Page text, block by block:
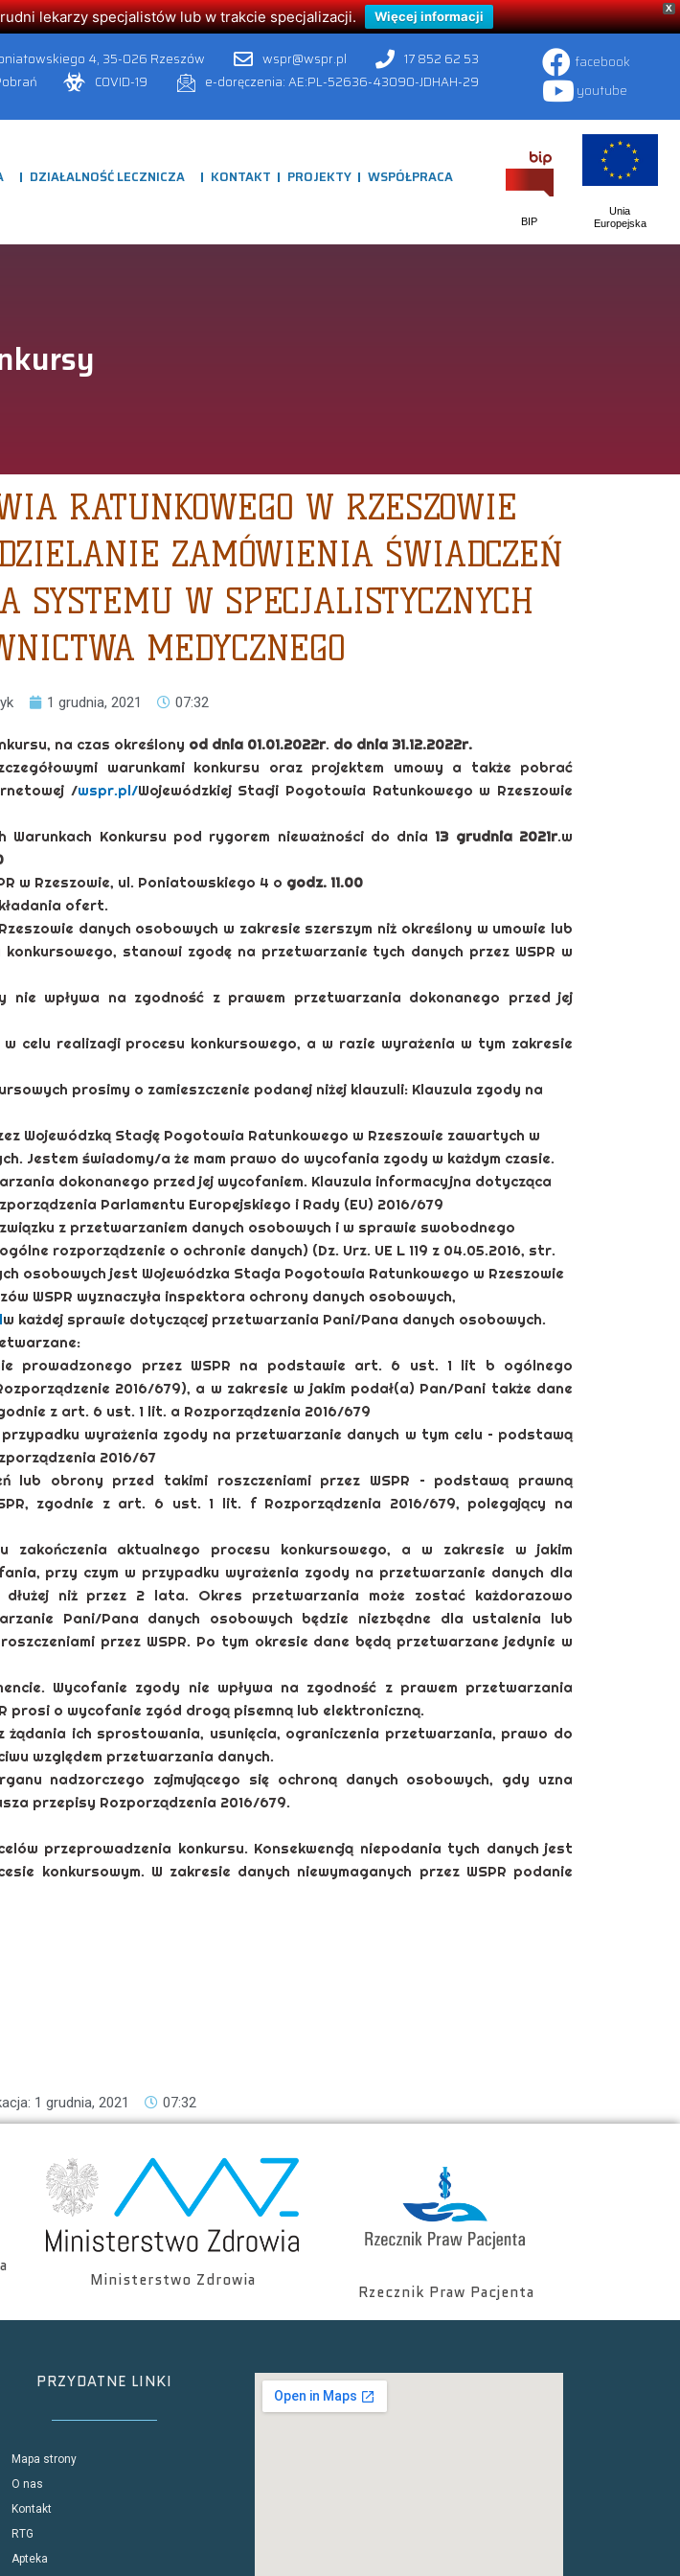
X
lekarzy specjalistów lub w trakcie specjalizacji. Więcej informacji
4, 35-026 Rzeszów wspr@wspr.pl
17 852 62 53
COVID-19 e-doręczenia: AE:PL-52636-43090-JDHAH-29
facebook
youtube
DZIAŁALNOŚĆ LECZNICZA KONTAKT PROJEKTY WSPÓŁPRACA
BIP
Unia
Europejska
RATUNKOWEGO W RZESZOWIE
ZAMÓWIENIA ŚWIADCZEŃ
SYSTEMU W SPECJALISTYCZNYCH
MEDYCZNEGO
1 grudnia, 2021 07:32
na czas określony od dnia 01.01.2022r. do dnia 31.12.2022r.
warunkami konkursu oraz projektem umowy a także pobrać
/wspr.pl/Wojewódzkiej Stacji Pogotowia Ratunkowego w Rzeszowie
Konkursu pod rygorem nieważności do dnia 13 grudnia 2021r.w
w Rzeszowie, ul. Poniatowskiego 4 o godz. 11.00
ofert.
danych osobowych w zakresie szerszym niż określony w umowie lub
stanowi zgodę na przetwarzanie tych danych przez WSPR w
nie wpływa na zgodność z prawem przetwarzania dokonanego przed jej
celu realizacji procesu konkursowego, a w razie wyrażenia w tym zakresie
prosimy o zamieszczenie podanej niżej klauzuli: Klauzula zgody na
Wojewódzką Stację Pogotowia Ratunkowego w Rzeszowie zawartych w
Jestem świadomy/a że mam prawo do wycofania zgody w każdym czasie.
dokonanego przed jej wycofaniem. Klauzula informacyjna dotycząca
Parlamentu Europejskiego i Rady (EU) 2016/679
z przetwarzaniem danych osobowych i w sprawie swobodnego
rozporządzenie o ochronie danych) (Dz. Urz. UE L 119 z 04.05.2016, str.
osobowych jest Wojewódzka Stacja Pogotowia Ratunkowego w Rzeszowie
WSPR wyznaczyła inspektora ochrony danych osobowych,
w każdej sprawie dotyczącej przetwarzania Pani/Pana danych osobowych.
prowadzonego przez WSPR na podstawie art. 6 ust. 1 lit b ogólnego
2016/679), a w zakresie w jakim podał(a) Pan/Pani także dane
z art. 6 ust. 1 lit. a Rozporządzenia 2016/679
wyrażenia zgody na przetwarzanie danych w tym celu – podstawą
2016/67
lub obrony przed takimi roszczeniami przez WSPR – podstawą prawną
zgodnie z art. 6 ust. 1 lit. f Rozporządzenia 2016/679, polegający na
zakończenia aktualnego procesu konkursowego, a w zakresie w jakim
przy czym w przypadku wyrażenia zgody na przetwarzanie danych dla
niż przez 2 lata. Okres przetwarzania może zostać każdorazowo
Pani/Pana danych osobowych będzie niezbędne dla ustalenia lub
przez WSPR. Po tym okresie dane będą przetwarzane jedynie w
Wycofanie zgody nie wpływa na zgodność z prawem przetwarzania
prosi o wycofanie zgód drogą pisemną lub elektroniczną.
ich sprostowania, usunięcia, ograniczenia przetwarzania, prawo do
względem przetwarzania danych.
nadzorczego zajmującego się ochroną danych osobowych, gdy uzna
przepisy Rozporządzenia 2016/679.
przeprowadzenia konkursu. Konsekwencją niepodania tych danych jest
konkursowym. W zakresie danych niewymaganych przez WSPR podanie
1 grudnia, 2021 07:32
Ministerstwo Zdrowia
Rzecznik Praw Pacjenta
PRZYDATNE LINKI
Mapa strony
O nas
Kontakt
RTG
Apteka